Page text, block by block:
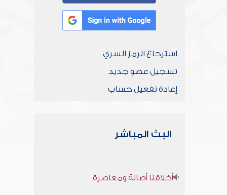
استرجاع الرمز السري
تسجيل عضو جديد
إعادة تفعيل حساب
البث المباشر
أخلاقنا أصالة ومعاصرة